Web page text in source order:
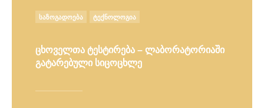
POSTED
IN
ᲡᲐᲖᲝᲒᲐᲓᲝᲔᲑᲐ ᲢᲔᲥᲜᲝᲚᲝᲒᲘᲐ
ცხოველთა ტესტირება – ლაბორატორიაში
გატარებული სიცოცხლე